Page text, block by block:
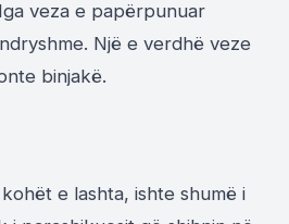
veza e papërpunuar
Një e verdhë veze
binjakë.
e lashta, ishte shumë i